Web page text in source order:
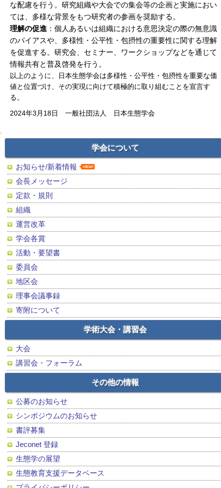
学会について
お知らせ/新着情報
会長メッセージ
定款・規則
組織
運営改革
学会各賞
活動・要望書
委員会
地区会
理事会議事録
寄附について
学術大会・講習会
大会
講習会・フォーラム
その他の情報
公募のお知らせ
シンポジウムのお知らせ
書評募集
Jeconet 登録
生態学の展望
生態教育支援データベース
な配慮を行う。研究組織や大会での集会等の企画と実施におい
ては、多様な背景をもつ研究者の参画を奨励する。
理解の促進 ：個人あるいは組織における意思決定の際の無意識
のバイアスや、多様性・公平性・包摂性の重要性に関する理解
を促進する。研究会、セミナー、ワークショップなどを通じて
情報共有と普及啓発を行う。
以上のように、日本生態学会は多様性・公平性・包摂性を重要な価
値と位置づけ、その実現に向けて積極的に取り組むことを宣言す
る。
2024年3月18日 一般社団法人 日本生態学会